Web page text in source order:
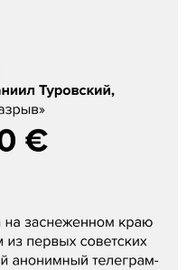
«Разрыв»